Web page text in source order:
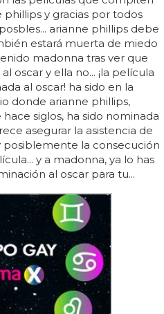
phillips y gracias por todos
arianne phillips debe
estará muerta de miedo
madonna tras ver que
oscar y ella no... ¡la película
al oscar! ha sido en la
donde arianne phillips,
siglos, ha sido nominada
asegurar la asistencia de
posiblemente la consecución
y a madonna, ya lo has
al oscar para tu...